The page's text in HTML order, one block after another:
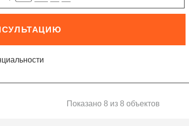
Показано 8 из 8 объектов